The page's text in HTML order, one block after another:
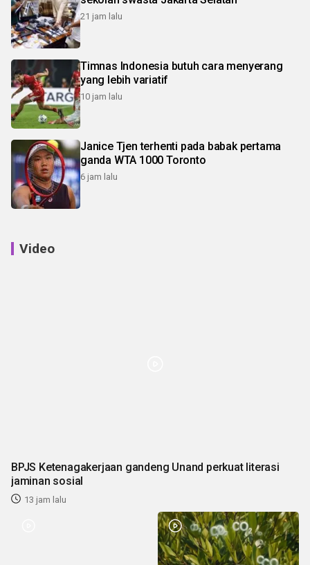
21 jam lalu
Timnas Indonesia butuh cara menyerang
yang lebih variatif
10 jam lalu
Janice Tjen terhenti pada babak pertama
ganda WTA 1000 Toronto
6 jam lalu
Video
BPJS Ketenagakerjaan gandeng Unand perkuat literasi
jaminan sosial
13 jam lalu